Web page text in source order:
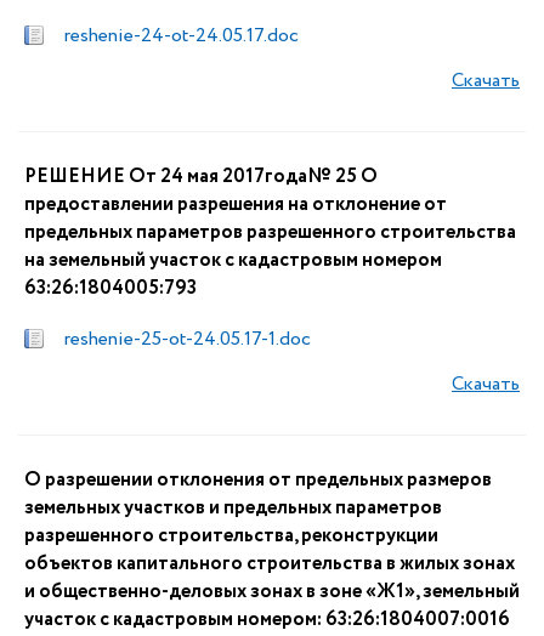
reshenie-24-ot-24.05.17.doc
Скачать
РЕШЕНИЕ От 24 мая 2017года№ 25 О
предоставлении разрешения на отклонение от
предельных параметров разрешенного строительства
на земельный участок с кадастровым номером
63:26:1804005:793
reshenie-25-ot-24.05.17-1.doc
Скачать
О разрешении отклонения от предельных размеров
земельных участков и предельных параметров
разрешенного строительства, реконструкции
объектов капитального строительства в жилых зонах
и общественно-деловых зонах в зоне «Ж1», земельный
участок с кадастровым номером: 63:26:1804007:0016